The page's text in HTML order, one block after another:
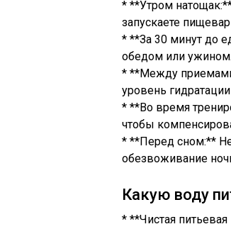
* **Утром
запускаете
* **За 30 минут до
обедом или ужином.
* **Между
уровень
* **Во время
чтобы
* **Перед сном:**
обезвоживание
Какую воду
* **Чистая